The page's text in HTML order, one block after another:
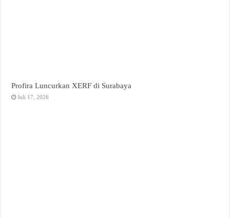
Profira Luncurkan XERF di Surabaya
Juli 17, 2026